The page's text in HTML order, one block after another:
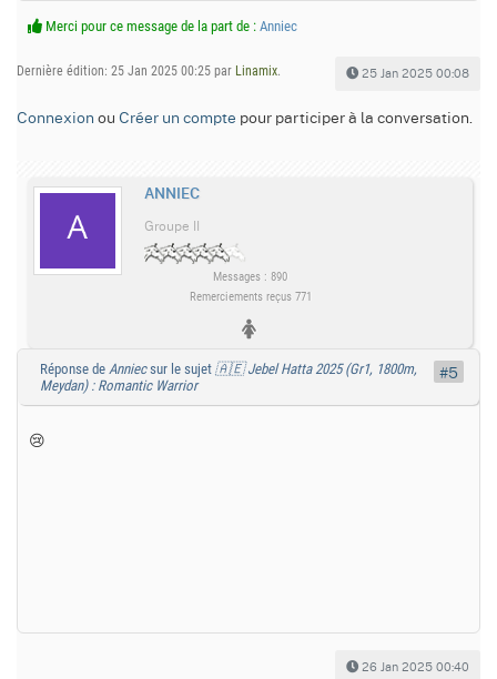
Merci pour ce message de la part de : Anniec
Dernière édition: 25 Jan 2025 00:25 par Linamix. 25 Jan 2025 00:08
Connexion ou Créer un compte pour participer à la conversation.
ANNIEC
Groupe II
Messages : 890
Remerciements reçus 771
Réponse de Anniecsur le sujet 🇦🇪 Jebel Hatta 2025 (Gr1, 1800m,
Meydan) : Romantic Warrior
😢
26 Jan 2025 00:40
#5